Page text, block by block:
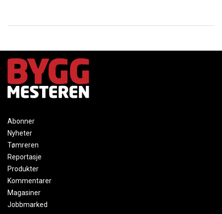
Abonner
Nyheter
Tømreren
Reportasje
Produkter
Kommentarer
Magasiner
Jobbmarked